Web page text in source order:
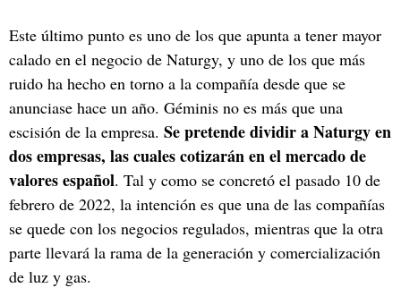
Este último punto es uno de los que apunta a tener mayor
calado en el negocio de Naturgy, y uno de los que más
ruido ha hecho en torno a la compañía desde que se
anunciase hace un año. Géminis no es más que una
escisión de la empresa. Se pretende dividir a Naturgy en
dos empresas, las cuales cotizarán en el mercado de
valores español. Tal y como se concretó el pasado 10 de
febrero de 2022, la intención es que una de las compañías
se quede con los negocios regulados, mientras que la otra
parte llevará la rama de la generación y comercialización
de luz y gas.